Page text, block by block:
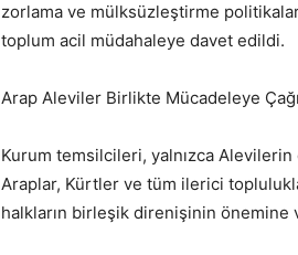
zorlama ve mülksüzleştirme
toplum acil müdahaleye davet edildi.
Arap Aleviler Birlikte Mücadeleye
Kurum temsilcileri, yalnızca
Araplar, Kürtler ve tüm ilerici
halkların birleşik direnişinin önemine